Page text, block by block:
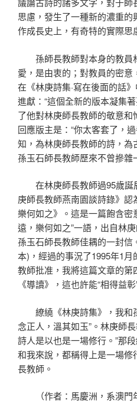
思慮，發生了一種新的濃重
作成長史上，有奇特的實際思
孫師長教師對本身的教
愛，是由衷的；對教員的密
在《林庚詩集·寫在後面的話
進獻：“這個全新的版本凝集
了他對林庚師長教師的敬意和
回應版主是：“你太客套了，
知，為林庚師長教師的詩，為
孫玉石師長教師歷來不曾摻雜
在林庚師長教師過95歲
庚師長教師燕南園談詩錄》
樂何如之》。這是一篇飽含密
遠，樂何如之”一語，出自林
孫玉石師長教師佳耦的一封信
本)，經過的事況了1995年1
教師批准，我將這篇文章的
《導讀》，這也許能“相得益彰
繚繞《林庚詩集》，我和
念正人，溫其如玉”。林庚師
詩人是以也是一場修行。”那
和我來說，都稱得上是一場
長教師。
（作者：馬慶洲，系澳